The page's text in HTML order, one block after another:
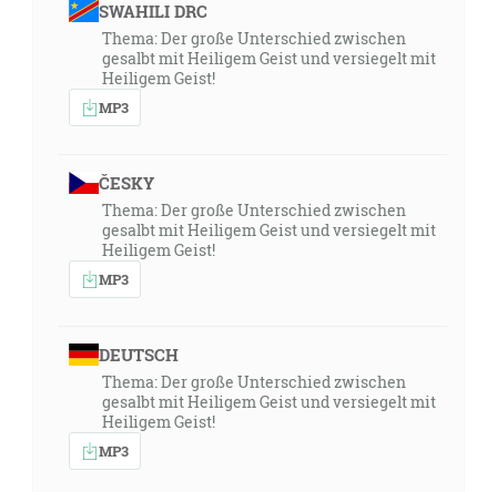
SWAHILI DRC
Thema: Der große Unterschied zwischen
gesalbt mit Heiligem Geist und versiegelt mit
Heiligem Geist!
MP3
ČESKY
Thema: Der große Unterschied zwischen
gesalbt mit Heiligem Geist und versiegelt mit
Heiligem Geist!
MP3
DEUTSCH
Thema: Der große Unterschied zwischen
gesalbt mit Heiligem Geist und versiegelt mit
Heiligem Geist!
MP3